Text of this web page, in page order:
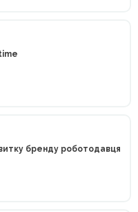
бренду роботодавця